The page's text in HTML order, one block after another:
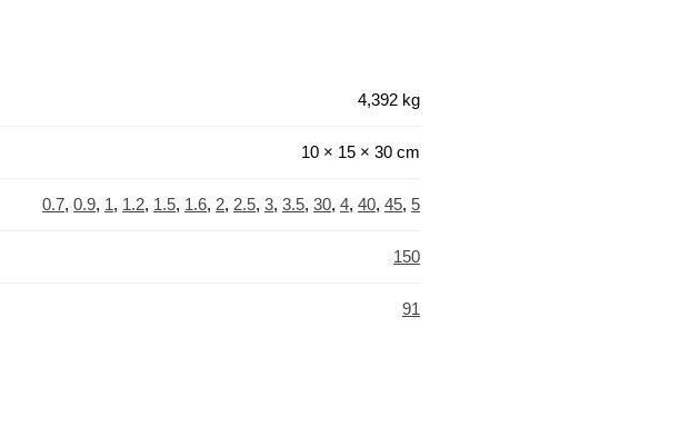
4,392 kg
10 × 15 × 30 cm
0.7, 0.9, 1, 1.2, 1.5, 1.6, 2, 2.5, 3, 3.5, 30, 4, 40, 45, 5
150
91